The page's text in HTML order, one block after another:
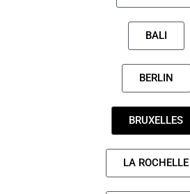
BALI
BERLIN
BRUXELLES
LA ROCHELLE